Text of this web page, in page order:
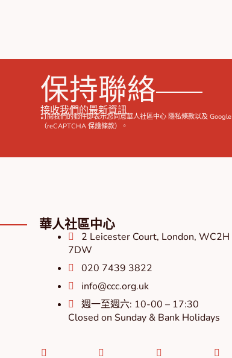
保持聯絡
接收我們的最新資訊
訂閱我們的郵件即表示您同意華人社區中心 隱私條款以及 Google
（reCAPTCHA 保護條款）。
華人社區中心
2 Leicester Court, London, WC2H
7DW
020 7439 3822
info@ccc.org.uk
週一至週六: 10-00 – 17:30
Closed on Sunday & Bank Holidays